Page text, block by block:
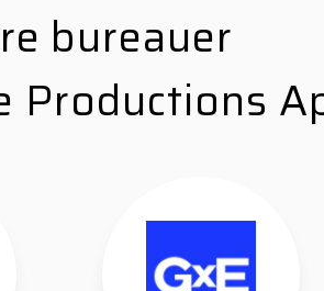
bureauer
Productions